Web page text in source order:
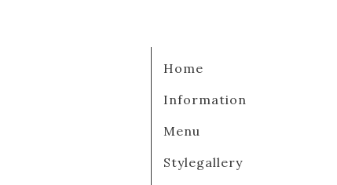
Home
Information
Menu
Stylegallery